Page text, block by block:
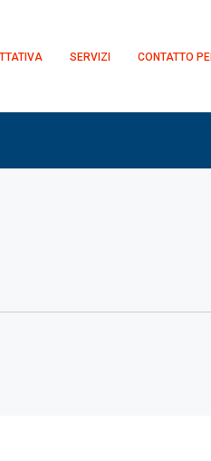
SERVIZI CONTATTO